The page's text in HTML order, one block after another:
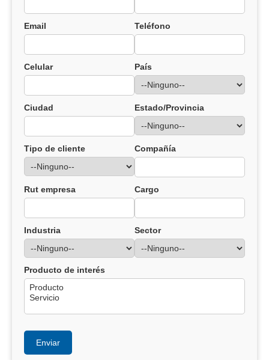
Email Teléfono
Celular País
Ciudad Estado/Provincia
Tipo de cliente Compañía
Rut empresa Cargo
Industria Sector
Producto de interés